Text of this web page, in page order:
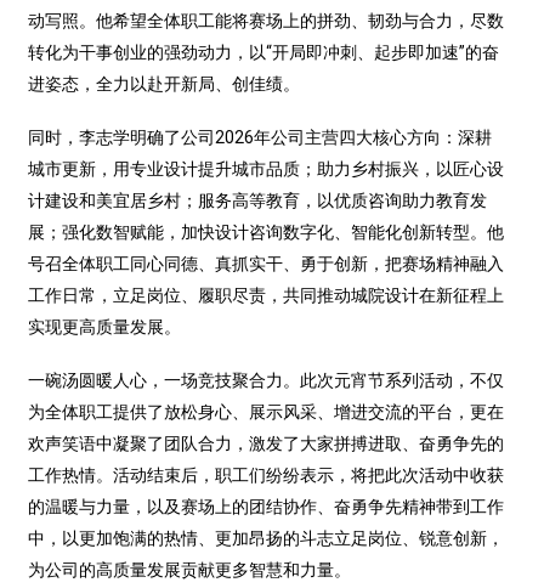
动写照。他希望全体职工能将赛场上的拼劲、韧劲与合力，尽数
转化为干事创业的强劲动力，以“开局即冲刺、起步即加速”的奋
进姿态，全力以赴开新局、创佳绩。
同时，李志学明确了公司2026年公司主营四大核心方向：深耕
城市更新，用专业设计提升城市品质；助力乡村振兴，以匠心设
计建设和美宜居乡村；服务高等教育，以优质咨询助力教育发
展；强化数智赋能，加快设计咨询数字化、智能化创新转型。他
号召全体职工同心同德、真抓实干、勇于创新，把赛场精神融入
工作日常，立足岗位、履职尽责，共同推动城院设计在新征程上
实现更高质量发展。
一碗汤圆暖人心，一场竞技聚合力。此次元宵节系列活动，不仅
为全体职工提供了放松身心、展示风采、增进交流的平台，更在
欢声笑语中凝聚了团队合力，激发了大家拼搏进取、奋勇争先的
工作热情。活动结束后，职工们纷纷表示，将把此次活动中收获
的温暖与力量，以及赛场上的团结协作、奋勇争先精神带到工作
中，以更加饱满的热情、更加昂扬的斗志立足岗位、锐意创新，
为公司的高质量发展贡献更多智慧和力量。